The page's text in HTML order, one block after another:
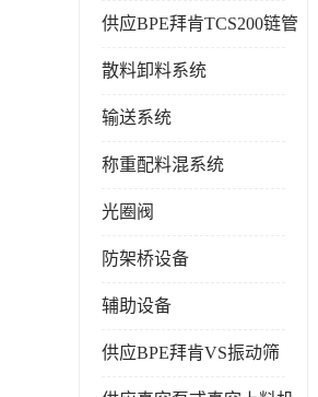
供应BPE拜肯TCS200链管
散料卸料系统
输送系统
称重配料混系统
光圈阀
防架桥设备
辅助设备
供应BPE拜肯VS振动筛